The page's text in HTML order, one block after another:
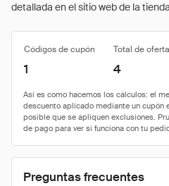
detallada en el sitio web de la
Códigos de cupón Total de
1 4
Preguntas frecuentes